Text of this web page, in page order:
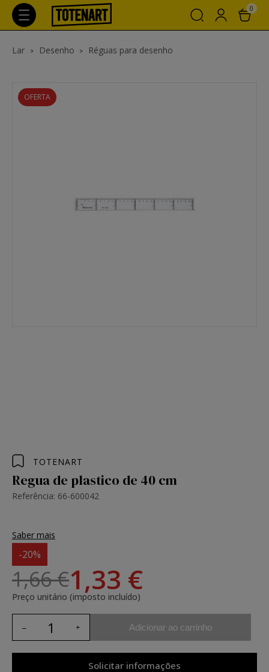
0
Lar Desenho Réguas para desenho
OFERTA
TOTENART
Regua de plastico de 40 cm
Referência: 66-600042
Saber mais
-20%
1,66 €1,33 €
Preço unitário (imposto incluído)
Adicionar ao carrinho
Solicitar informações